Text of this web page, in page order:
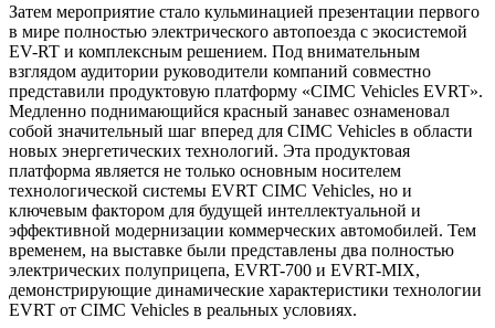
Затем мероприятие стало кульминацией презентации первого
в мире полностью электрического автопоезда с экосистемой
EV-RT и комплексным решением. Под внимательным
взглядом аудитории руководители компаний совместно
представили продуктовую платформу «CIMC Vehicles EVRT».
Медленно поднимающийся красный занавес ознаменовал
собой значительный шаг вперед для CIMC Vehicles в области
новых энергетических технологий. Эта продуктовая
платформа является не только основным носителем
технологической системы EVRT CIMC Vehicles, но и
ключевым фактором для будущей интеллектуальной и
эффективной модернизации коммерческих автомобилей. Тем
временем, на выставке были представлены два полностью
электрических полуприцепа, EVRT-700 и EVRT-MIX,
демонстрирующие динамические характеристики технологии
EVRT от CIMC Vehicles в реальных условиях.